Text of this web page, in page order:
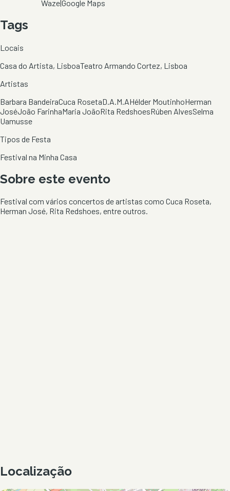
Waze|Google Maps
Tags
Locais
Casa do Artista, LisboaTeatro Armando Cortez, Lisboa
Artistas
Barbara BandeiraCuca RosetaD.A.M.AHélder MoutinhoHerman
JoséJoão FarinhaMaria JoãoRita RedshoesRúben AlvesSelma
Uamusse
Tipos de Festa
Festival na Minha Casa
Sobre este evento
Festival com vários concertos de artistas como Cuca Roseta,
Herman José, Rita Redshoes, entre outros.
Localização